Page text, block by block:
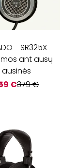
-SR325X
ant ausų
ausinės
€379€